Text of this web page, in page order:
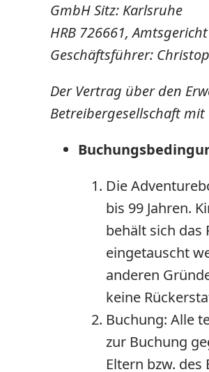
GmbH Sitz: Karlsruhe
HRB 726661,
Geschäftsführer:
Der Vertrag über den
Betreibergesellschaft
Die
bis 99 Jahren.
behält sich das
eingetauscht
anderen
keine
Buchung: Alle
zur Buchung
Eltern bzw.